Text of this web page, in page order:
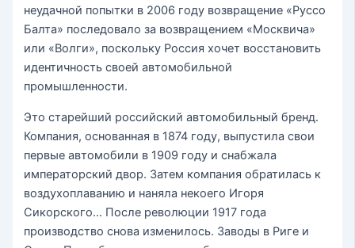
неудачной попытки в 2006 году возвращение «Руссо
Балта» последовало за возвращением «Москвича»
или «Волги», поскольку Россия хочет восстановить
идентичность своей автомобильной
промышленности.
Это старейший российский автомобильный бренд.
Компания, основанная в 1874 году, выпустила свои
первые автомобили в 1909 году и снабжала
императорский двор. Затем компания обратилась к
воздухоплаванию и наняла некоего Игоря
Сикорского… После революции 1917 года
производство снова изменилось. Заводы в Риге и